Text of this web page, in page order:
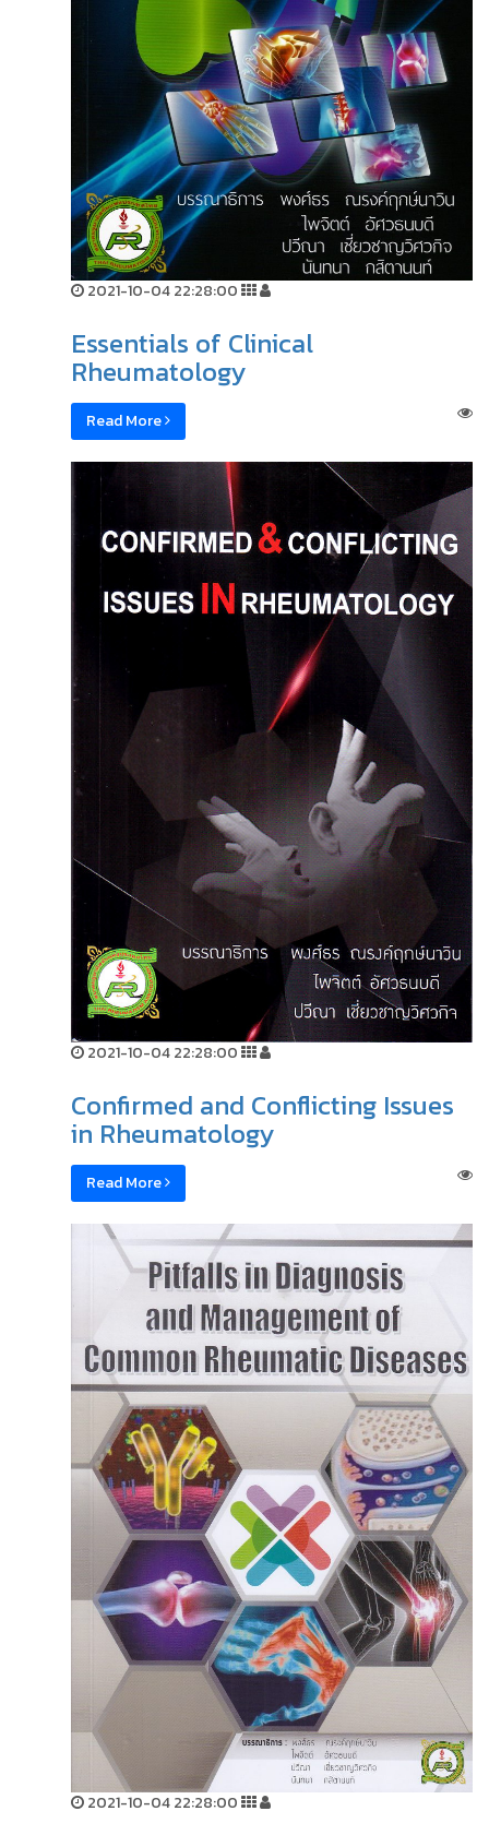
2021-10-04 22:28:00
Essentials of Clinical
Rheumatology
Read More
2021-10-04 22:28:00
Confirmed and Conflicting Issues
in Rheumatology
Read More
2021-10-04 22:28:00